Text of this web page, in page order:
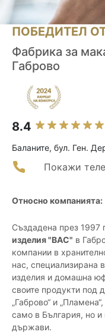
ПОБЕДИТЕЛ
Фабрика за
Габрово
8.4
Баланите, бул. Ген.
Покажи
Относно компанията:
Създадена през 1997
изделия "ВАС" в
компании в
нас, специализирана
изделия и домашна
своите продукти под
„Габрово“ и
само в България, но и
държави.